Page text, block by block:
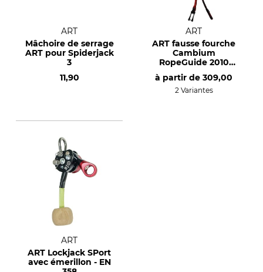
ART
Mâchoire de serrage
ART pour Spiderjack
3
11,90
ART
ART fausse fourche
Cambium
RopeGuide 2010
Cocoon – EN 795 B
à partir de 309,00
2 Variantes
ART
ART Lockjack SPort
avec émerillon - EN